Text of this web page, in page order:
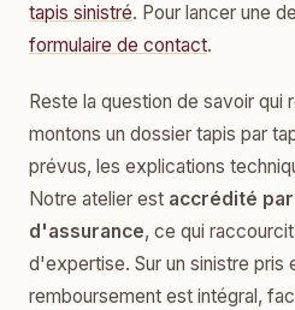
tapis sinistré. Pour lancer une
formulaire de contact.
Reste la question de savoir qui
montons un dossier tapis par
prévus, les explications
Notre atelier est accrédité
d'assurance, ce qui
d'expertise. Sur un sinistre pris
remboursement est intégral,